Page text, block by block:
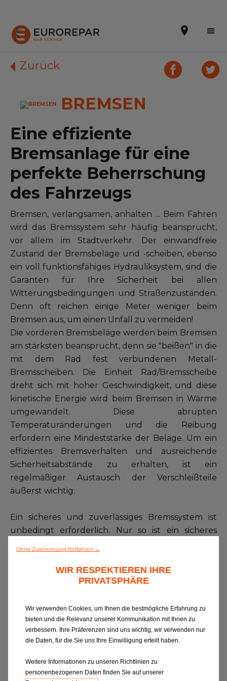
Terminvereinbarung
Die Marke
Dem Netz beitreten
Leistungen
Unser Sortiment EUROREPAR
Kontakt
Alle Werkstätten
Dem Netz beitreten
Zurück
BREMSEN
Eine effiziente
Bremsanlage für eine
perfekte Beherrschung
des Fahrzeugs
Bremsen, verlangsamen, anhalten ... Beim Fahren
wird das Bremssystem sehr häufig beansprucht,
vor allem im Stadtverkehr. Der einwandfreie
Zustand der Bremsbeläge und -scheiben, ebenso
ein voll funktionsfähiges Hydrauliksystem, sind die
Garanten für Ihre Sicherheit bei allen
Witterungsbedingungen und Straßenzuständen.
Denn oft reichen einige Meter weniger beim
Bremsen aus, um einen Unfall zu vermeiden!
Die vorderen Bremsbeläge werden beim Bremsen
am stärksten beansprucht, denn sie "beißen" in die
mit dem Rad fest verbundenen Metall-
Bremsscheiben. Die Einheit Rad/Bremsscheibe
dreht sich mit hoher Geschwindigkeit, und diese
kinetische Energie wird beim Bremsen in Wärme
umgewandelt. Diese abrupten
Temperaturänderungen und die Reibung
erfordern eine Mindeststärke der Beläge. Um ein
effizientes Bremsverhalten und ausreichende
Sicherheitsabstände zu erhalten, ist ein
regelmäßiger Austausch der Verschleißteile
äußerst wichtig.
Ein sicheres und zuverlässiges Bremssystem ist
unbedingt erforderlich. Nur so ist ein sicheres
§57a Überprüfung zu kommen.
Expertenratgeber
der Bremsbeläge zu überprüfen,
aber auch den der
Bremsscheiben, die sich ebenfalls
Ohne Zustimmung fortfahren →
WIR RESPEKTIEREN IHRE
PRIVATSPHÄRE
Wir verwenden Cookies, um Ihnen die bestmögliche Erfahrung zu
bieten und die Relevanz unserer Kommunikation mit Ihnen zu
verbessern. Ihre Präferenzen sind uns wichtig, wir verwenden nur
die Daten, für die Sie uns Ihre Einwilligung erteilt haben.
Weitere Informationen zu unseren Richtlinien zu
personenbezogenen Daten finden Sie auf unserer